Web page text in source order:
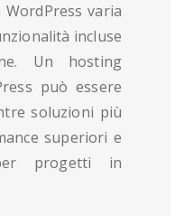
varia
incluse
Un hosting
può essere
soluzioni più
superiori e
progetti in